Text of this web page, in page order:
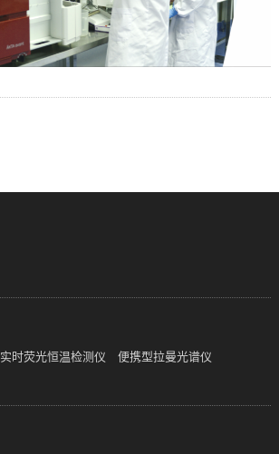
实时荧光恒温检测仪
便携型拉曼光谱仪